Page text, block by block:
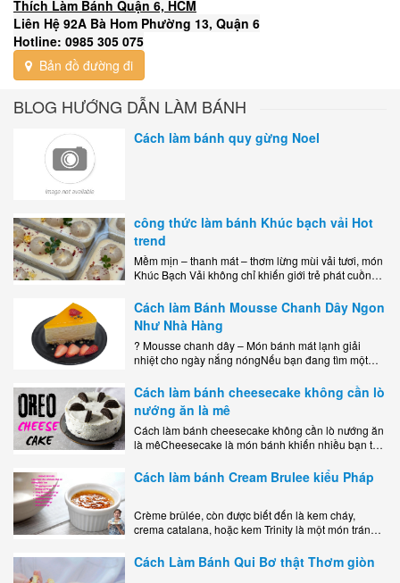
Thích Làm Bánh Quận 6, HCM
Liên Hệ 92A Bà Hom Phường 13, Quận 6
Hotline: 0985 305 075
Bản đồ đường đi
BLOG HƯỚNG DẪN LÀM BÁNH
Cách làm bánh quy gừng Noel
công thức làm bánh Khúc bạch vải Hot
trend
Mềm mịn – thanh mát – thơm lừng mùi vải tươi, món
Khúc Bạch Vải không chỉ khiến giới trẻ phát cuồng
Cách làm Bánh Mousse Chanh Dây Ngon
Như Nhà Hàng
? Mousse chanh dây – Món bánh mát lạnh giải
nhiệt cho ngày nắng nóngNếu bạn đang tìm một
dễ..
Cách làm bánh cheesecake không cần lò
nướng ăn là mê
Cách làm bánh cheesecake không cần lò nướng ăn
là mêCheesecake là món bánh khiến nhiều bạn trẻ
kem..
Cách làm bánh Cream Brulee kiểu Pháp
Crème brûlée, còn được biết đến là kem cháy,
crema catalana, hoặc kem Trinity là một món tráng
lớp..
Cách Làm Bánh Qui Bơ thật Thơm giòn